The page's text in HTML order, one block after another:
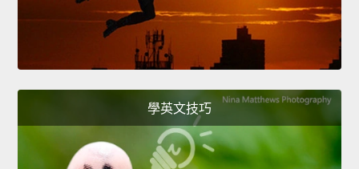
學英文技巧